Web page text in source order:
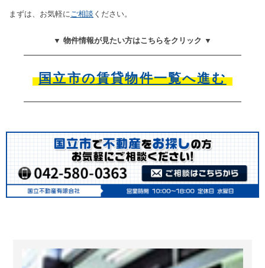
まずは、お気軽に ご相談 ください。
▼ 物件情報が見たい方はこちらをクリック ▼
国立市の賃貸物件一覧へ進む